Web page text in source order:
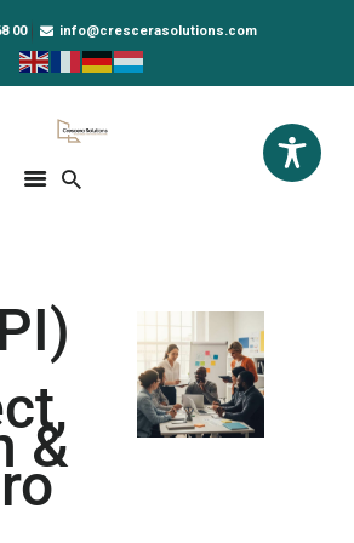
00 info@crescerasolutions.com
Solutions
Solutions for your evolution
&